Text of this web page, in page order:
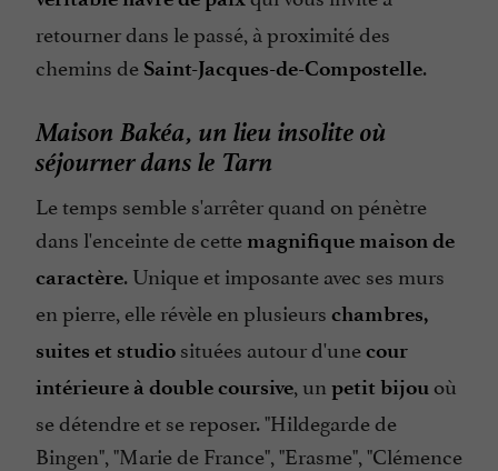
Télévision : non
retourner dans le passé, à proximité des
chemins de Saint-Jacques-de-Compostelle.
Maison Bakéa, un lieu insolite où
séjourner dans le Tarn
Le temps semble s'arrêter quand on pénètre
dans l'enceinte de cette magnifique maison de
caractère. Unique et imposante avec ses murs
en pierre, elle révèle en plusieurs chambres,
suites et studio situées autour d'unecour
intérieure à double coursive , un petit bijou où
se détendre et se reposer. "Hildegarde de
Bingen", "Marie de France", "Erasme", "Clémence